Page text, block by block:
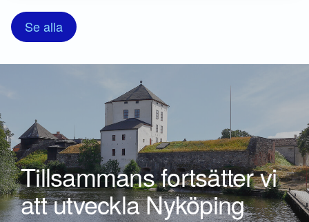
Se alla
Tillsammans fortsätter vi
att utveckla Nyköping